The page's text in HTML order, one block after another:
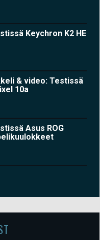
Keychron K2 HE
& video: Testissä
10a
Asus ROG